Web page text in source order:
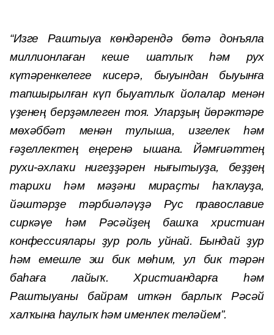
“Изге Раштыуа көндәрендә бөтә донъяла
миллионлаған кеше шатлыҡ һәм рух
күтәренкелеге кисерә, быуындан быуынға
тапшырылған күп быуатлыҡ йолалар менән
үҙенең берҙәмлеген тоя. Уларҙың йөрәктәре
мөхәббәт менән тулыша, изгелек һәм
ғәҙеллектең еңеренә ышана. Йәмғиәттең
рухи-әхлаҡи нигеҙҙәрен нығытыуҙа, беҙҙең
тарихи һәм мәҙәни мираҫты һаҡлауҙа,
йәштәрҙе тәрбиәләүҙә Рус православие
сиркәүе һәм Рәсәйҙең башҡа христиан
конфессиялары ҙур роль уйнай. Бындай ҙур
һәм емешле эш бик мөһим, ул бик тәрән
баһаға лайыҡ. Христиандарға һәм
Раштыуаны байрам иткән барлыҡ Рәсәй
халҡына һаулыҡ һәм именлек теләйем”.